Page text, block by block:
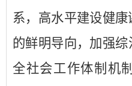
系，高水平建设健
的鲜明导向， 加强综
全社会工作体制机